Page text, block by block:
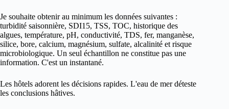
Je souhaite obtenir au minimum les données suivantes :
turbidité saisonnière, SDI15, TSS, TOC, historique des
algues, température, pH, conductivité, TDS, fer, manganèse,
silice, bore, calcium, magnésium, sulfate, alcalinité et risque
microbiologique. Un seul échantillon ne constitue pas une
information. C'est un instantané.
Les hôtels adorent les décisions rapides. L'eau de mer déteste
les conclusions hâtives.